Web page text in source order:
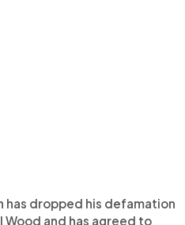
has dropped his defamation
Wood and has agreed to